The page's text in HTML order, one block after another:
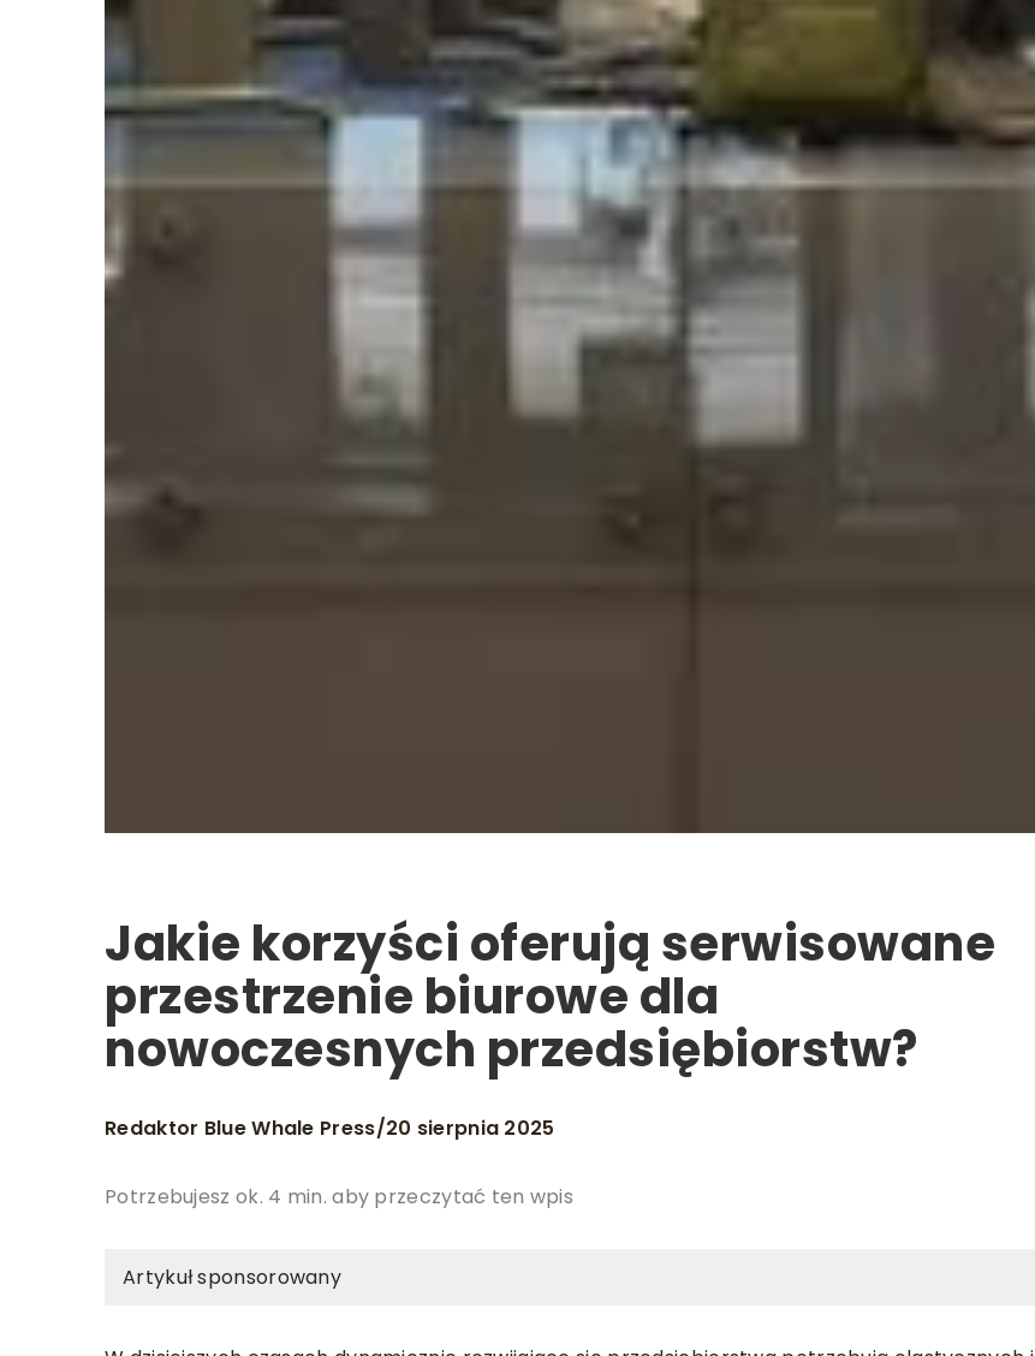
Jakie korzyści oferują serwisowane
przestrzenie biurowe dla
nowoczesnych przedsiębiorstw?
Redaktor Blue Whale Press/20 sierpnia 2025
Potrzebujesz ok. 4 min. aby przeczytać ten wpis
Artykuł sponsorowany